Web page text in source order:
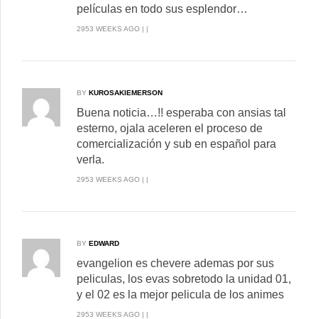
películas en todo sus esplendor…
2953 WEEKS AGO | |
BY KUROSAKIEMERSON
Buena noticia…!! esperaba con ansias tal
esterno, ojala aceleren el proceso de
comercialización y sub en español para
verla.
2953 WEEKS AGO | |
BY EDWARD
evangelion es chevere ademas por sus
peliculas, los evas sobretodo la unidad 01,
y el 02 es la mejor pelicula de los animes
2953 WEEKS AGO | |